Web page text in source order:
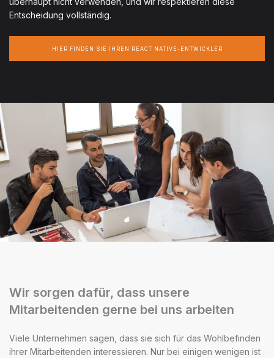
Entscheidung vollständig.
HIER FINDEN SIE IHREN REACT NATIVE-ENTWICKLER
Wir sorgen dafür, dass unsere
Mitarbeitenden gerne bei uns arbeiten
Viele Unternehmen sagen, dass sie sich für das Wohlbefinden
ihrer Mitarbeitenden interessieren. Nur bei einigen wenigen ist